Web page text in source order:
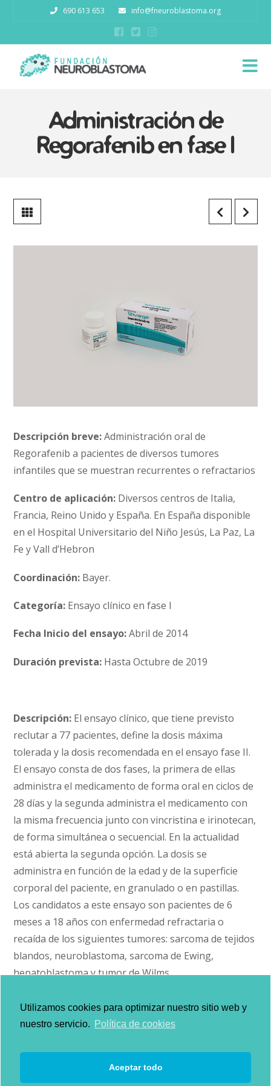
Utilizamos cookies para optimizar nuestro sitio web y
nuestro servicio. Política de cookies
Aceptar todo
690 613 653 info@fneuroblastoma.org
Administración de
Regorafenib en fase I
Descripción breve:Administración oral de
Regorafenib a pacientes de diversos tumores
infantiles que se muestran recurrentes o refractarios
Centro de aplicación: Diversos centros de Italia,
Francia, Reino Unido y España. En España disponible
en el Hospital Universitario del Niño Jesús, La Paz, La
Fe y Vall d’Hebron
Coordinación: Bayer.
Categoría: Ensayo clínico en fase I
Fecha Inicio del ensayo:Abril de 2014
Duración prevista: Hasta Octubre de 2019
Descripción: El ensayo clínico, que tiene previsto
reclutar a 77 pacientes, define la dosis máxima
tolerada y la dosis recomendada en el ensayo fase II.
El ensayo consta de dos fases, la primera de ellas
administra el medicamento de forma oral en ciclos de
28 días y la segunda administra el medicamento con
la misma frecuencia junto con vincristina e irinotecan,
de forma simultánea o secuencial. En la actualidad
está abierta la segunda opción. La dosis se
administra en función de la edad y de la superficie
corporal del paciente, en granulado o en pastillas.
Los candidatos a este ensayo son pacientes de 6
meses a 18 años con enfermedad refractaria o
recaída de los siguientes tumores: sarcoma de tejidos
blandos, neuroblastoma, sarcoma de Ewing,
hepatoblastoma y tumor de Wilms.
El regorafenib o Stivarga® se utiliza para cáncer
colorrectal en adultos.